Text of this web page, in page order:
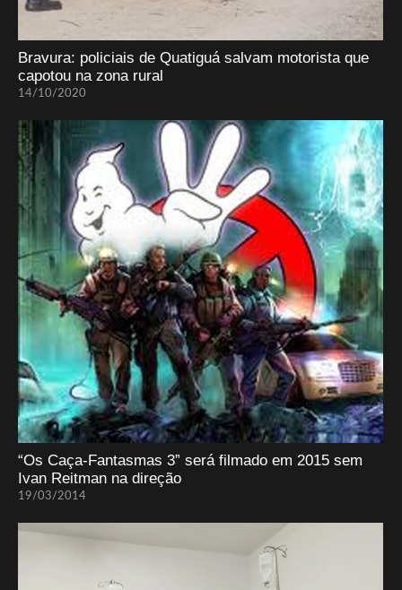
Bravura: policiais de Quatiguá salvam motorista que
capotou na zona rural
14/10/2020
“Os Caça-Fantasmas 3” será filmado em 2015 sem
Ivan Reitman na direção
19/03/2014